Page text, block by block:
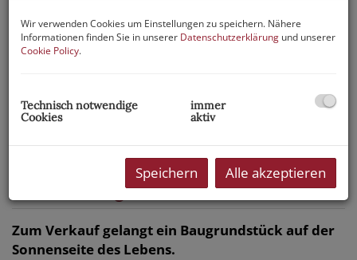
Zum Verkauf gelangt ein Baugrundstück auf der
Sonnenseite des Lebens.
Wir verwenden Cookies um Einstellungen zu speichern. Nähere
Informationen finden Sie in unserer Datenschutzerklärung und unserer
Cookie Policy.
Technisch notwendige
Cookies
immer
aktiv
Speichern Alle akzeptieren